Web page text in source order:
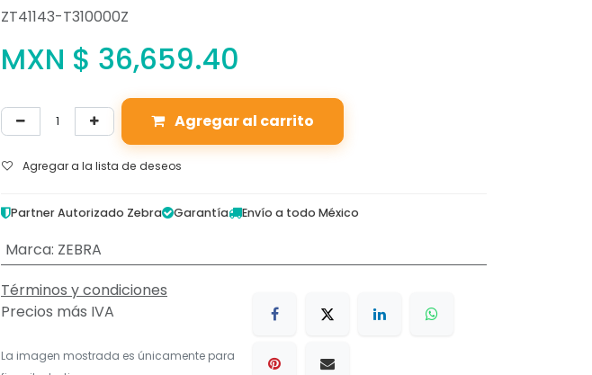
ZT41143-T310000Z
MXN $ 36,659.40
Agregar al carrito
Agregar a la lista de deseos
Partner Autorizado Zebra Garantía Envío a todo México
Marca: ZEBRA
Términos y condiciones
Precios más IVA
La imagen mostrada es únicamente para